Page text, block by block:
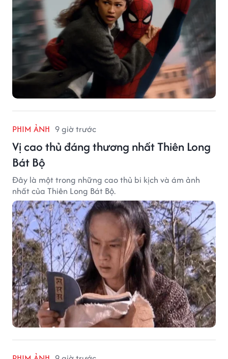
PHIM ẢNH 9 giờ trước
Vị cao thủ đáng thương nhất Thiên Long
Bát Bộ
Đây là một trong những cao thủ bi kịch và ám ảnh
nhất của Thiên Long Bát Bộ.